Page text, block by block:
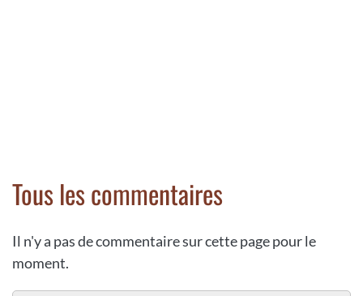
Tous les commentaires
Il n'y a pas de commentaire sur cette page pour le
moment.